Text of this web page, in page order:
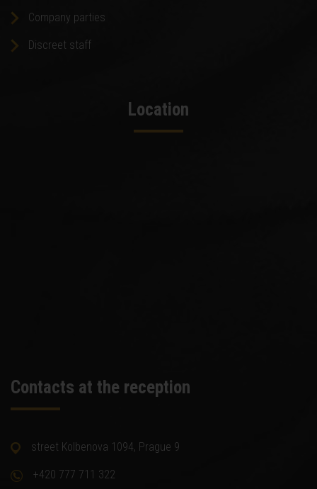
Company parties
Discreet staff
Location
Contacts at the reception
street Kolbenova 1094, Prague 9
+420 777 711 322